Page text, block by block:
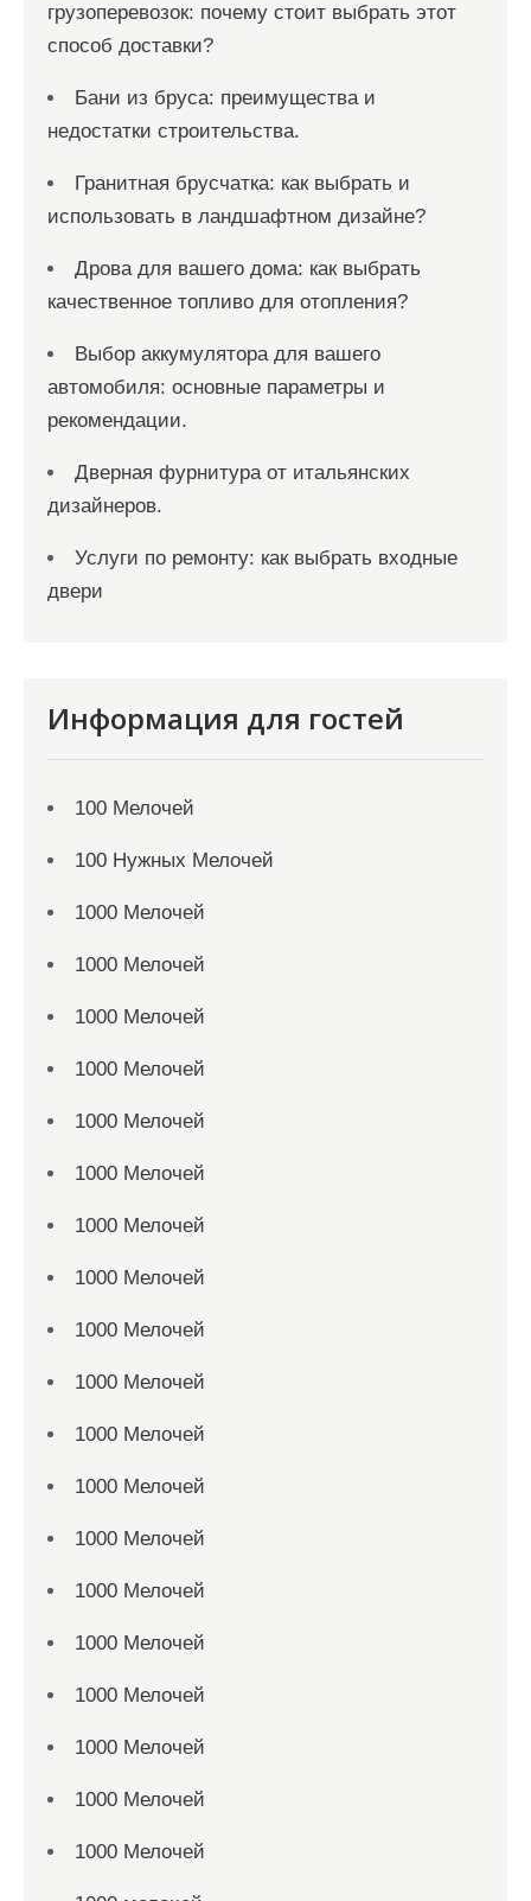
грузоперевозок: почему стоит выбрать этот
способ доставки?
Бани из бруса: преимущества и
недостатки строительства.
Гранитная брусчатка: как выбрать и
использовать в ландшафтном дизайне?
Дрова для вашего дома: как выбрать
качественное топливо для отопления?
Выбор аккумулятора для вашего
автомобиля: основные параметры и
рекомендации.
Дверная фурнитура от итальянских
дизайнеров.
Услуги по ремонту: как выбрать входные
двери
Информация для гостей
100 Мелочей
100 Нужных Мелочей
1000 Мелочей
1000 Мелочей
1000 Мелочей
1000 Мелочей
1000 Мелочей
1000 Мелочей
1000 Мелочей
1000 Мелочей
1000 Мелочей
1000 Мелочей
1000 Мелочей
1000 Мелочей
1000 Мелочей
1000 Мелочей
1000 Мелочей
1000 Мелочей
1000 Мелочей
1000 Мелочей
1000 Мелочей